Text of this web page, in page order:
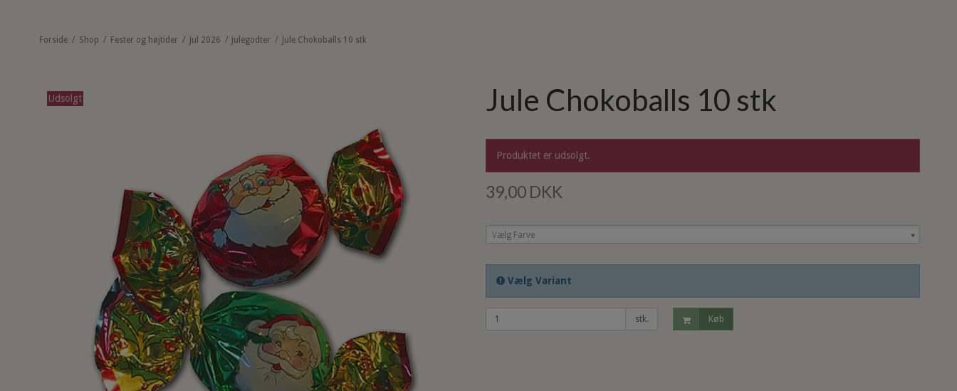
Forside / Shop / Fester og højtider / Jul 2026 / Julegodter / Jule Chokoballs 10 stk
Udsolgt Jule Chokoballs 10 stk
Produktet er udsolgt.
39,00 DKK
Vælg Farve
Vælg Variant
stk. Køb